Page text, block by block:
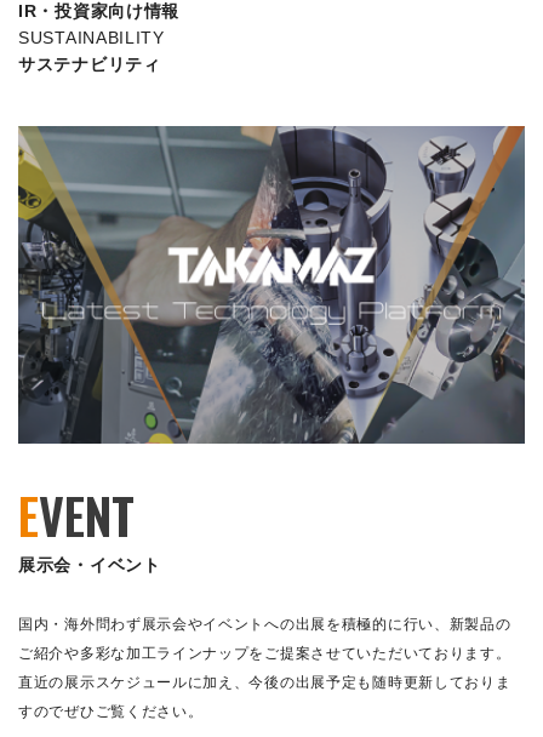
IR・投資家向け情報
SUSTAINABILITY
サステナビリティ
EVENT
展示会・イベント
国内・海外問わず展示会やイベントへの出展を積極的に行い、新製品の
ご紹介や多彩な加工ラインナップをご提案させていただいております。
直近の展示スケジュールに加え、今後の出展予定も随時更新しておりま
すのでぜひご覧ください。